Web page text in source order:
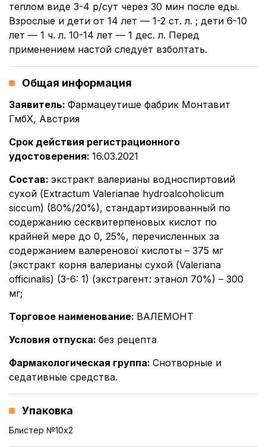
теплом виде 3-4 р/сут через 30 мин после еды.
Взрослые и дети от 14 лет — 1-2 ст. л. ; дети 6-10
лет — 1 ч. л. 10-14 лет — 1 дес. л. Перед
применением настой следует взболтать.
Общая информация
Заявитель: Фармацеутише фабрик Монтавит
ГмбХ, Австрия
Срок действия регистрационного
удостоверения: 16.03.2021
Состав: экстракт валерианы водноспиртовий
сухой (Extractum Valerianae hydroalcoholicum
siccum) (80%/20%), стандартизированный по
содержанию сесквитерпеновых кислот по
крайней мере до 0, 25%, перечисленных за
содержанием валеренової кислоты – 375 мг
(экстракт корня валерианы сухой (Valeriana
officinalis) (3-6: 1) (экстрагент: этанол 70%) – 300
мг;
Торговое наименование: ВАЛЕМОНТ
Условия отпуска: без рецепта
Фармакологическая группа: Снотворные и
седативные средства.
Упаковка
Блистер №10x2